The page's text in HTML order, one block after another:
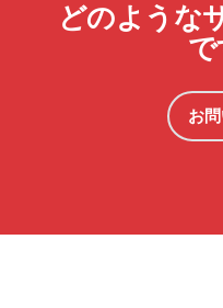
どのような
で
お